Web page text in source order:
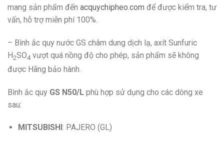
mang sản phẩm đến acquychipheo.com để được kiểm tra, tư
vấn, hỗ trợ miễn phí 100%.
– Bình ắc quy nước GS châm dung dịch lạ, axít Sunfuric
H2SO4 vượt quá nồng độ cho phép, sản phẩm sẽ không
được Hãng bảo hành.
Bình ắc quy GS N50/L phù hợp sử dụng cho các dòng xe
sau:
MITSUBISHI : PAJERO (GL)